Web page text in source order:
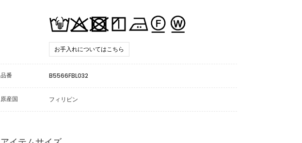
お手入れについてはこちら
品番 B5566FBL032
原産国 フィリピン